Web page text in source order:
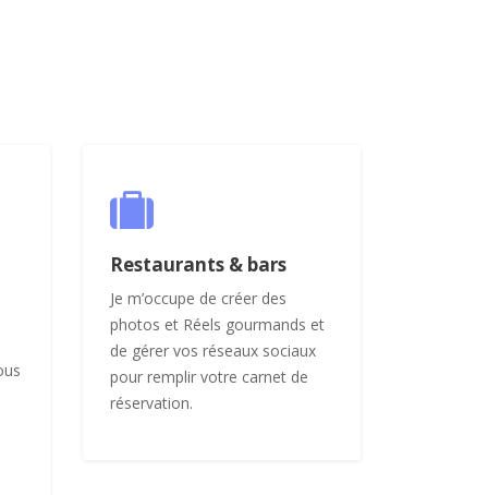
Restaurants & bars
Je m’occupe de créer des
photos et Réels gourmands et
de gérer vos réseaux sociaux
pour remplir votre carnet de
réservation.